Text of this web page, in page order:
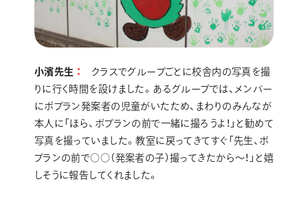
小濱先生
クラスでグループごとに校舎内の写真を撮
りに行く時間を設けました。あるグループでは、メンバー
にポプラン発案者の児童がいたため、まわりのみんなが
本人に「ほら、ポプランの前で一緒に撮ろうよ！」と勧めて
写真を撮っていました。教室に戻ってきてすぐ「先生、ポ
プランの前で○○（発案者の子）撮ってきたから～！」と嬉
しそうに報告してくれました。